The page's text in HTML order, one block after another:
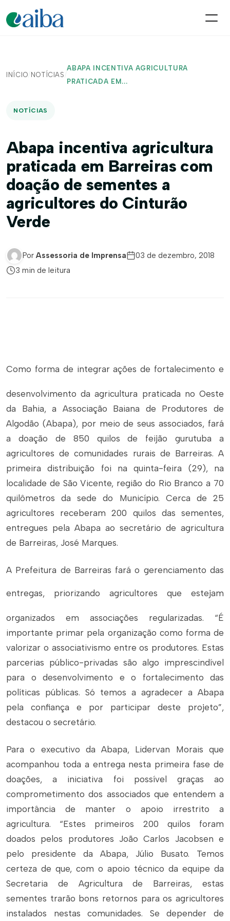
INÍCIO/ NOTÍCIAS /
ABAPA INCENTIVA AGRICULTURA
PRATICADA EM...
NOTÍCIAS
Abapa incentiva agricultura
praticada em Barreiras com
doação de sementes a
agricultores do Cinturão
Verde
Por Assessoria de Imprensa
03 de dezembro, 2018
3 min de leitura
Como forma de integrar ações de fortalecimento e
desenvolvimento da agricultura praticada no Oeste
da Bahia, a Associação Baiana de Produtores de
Algodão (Abapa), por meio de seus associados, fará
a doação de 850 quilos de feijão gurutuba a
agricultores de comunidades rurais de Barreiras. A
primeira distribuição foi na quinta-feira (29), na
localidade de São Vicente, região do Rio Branco a 70
quilômetros da sede do Município. Cerca de 25
agricultores receberam 200 quilos das sementes,
entregues pela Abapa ao secretário de agricultura
de Barreiras, José Marques.
A Prefeitura de Barreiras fará o gerenciamento das
entregas, priorizando agricultores que estejam
organizados em associações regularizadas. “É
importante primar pela organização como forma de
valorizar o associativismo entre os produtores. Estas
parcerias público-privadas são algo imprescindível
para o desenvolvimento e o fortalecimento das
políticas públicas. Só temos a agradecer a Abapa
pela confiança e por participar deste projeto”,
destacou o secretário.
Para o executivo da Abapa, Lidervan Morais que
acompanhou toda a entrega nesta primeira fase de
doações, a iniciativa foi possível graças ao
comprometimento dos associados que entendem a
importância de manter o apoio irrestrito a
agricultura. “Estes primeiros 200 quilos foram
doados pelos produtores João Carlos Jacobsen e
pelo presidente da Abapa, Júlio Busato. Temos
certeza de que, com o apoio técnico da equipe da
Secretaria de Agricultura de Barreiras, estas
sementes trarão bons retornos para os agricultores
instalados nestas comunidades. Se depender de